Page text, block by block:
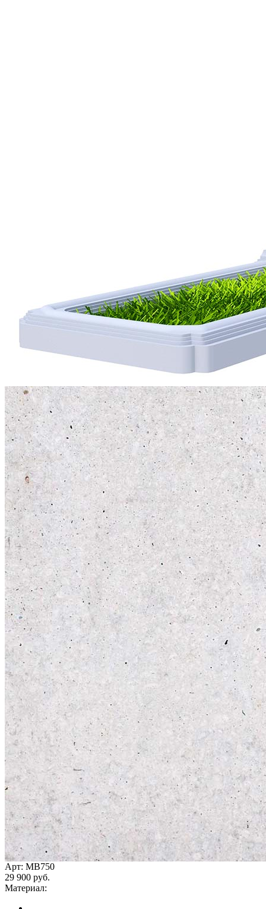
Арт: MB750
29 900 руб.
Материал: